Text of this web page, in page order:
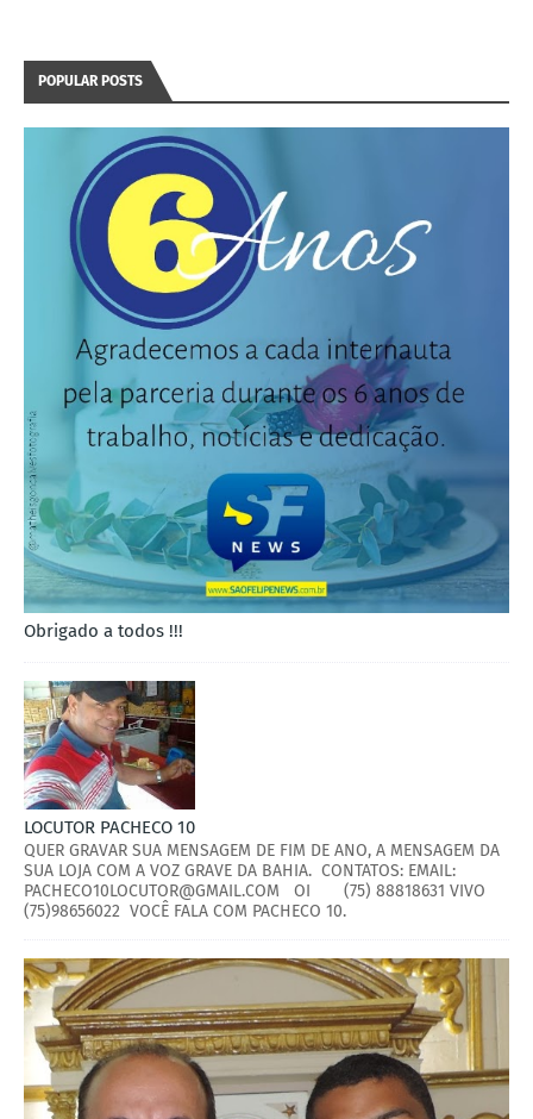
POPULAR POSTS
Obrigado a todos !!!
LOCUTOR PACHECO 10
QUER GRAVAR SUA MENSAGEM DE FIM DE ANO, A MENSAGEM DA
SUA LOJA COM A VOZ GRAVE DA BAHIA. CONTATOS: EMAIL:
PACHECO10LOCUTOR@GMAIL.COM OI (75) 88818631 VIVO
(75)98656022 VOCÊ FALA COM PACHECO 10.